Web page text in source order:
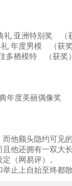
礼 亚洲特别奖 （
礼 年度男模 （获
多栖模特 （获奖
年度美丽偶像奖
他额头隐约可见
他还拥有一双大
（网易评）。
止上自始至终都